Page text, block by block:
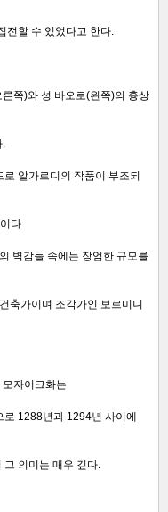
전할 수 있었다고 한다.
쪽)와 성 바오로(왼쪽)의 흉상
.
알가르디의 작품이 부조되
다.
벽감들 속에는 장엄한 규모를
축가이며 조각가인 보르미니
자이크화는
1288년과 1294년 사이에
그 의미는 매우 깊다.